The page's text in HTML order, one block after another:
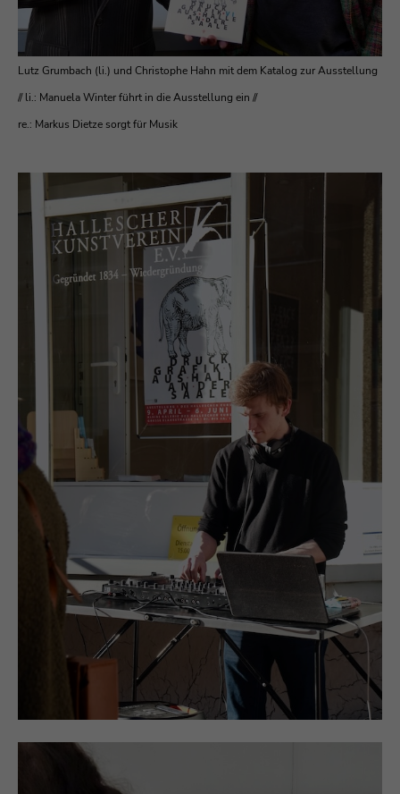
Lutz Grumbach (li.) und Christophe Hahn mit dem Katalog zur Ausstellung
//li.: Manuela Winter führt in die Ausstellung ein //
re.: Markus Dietze sorgt für Musik